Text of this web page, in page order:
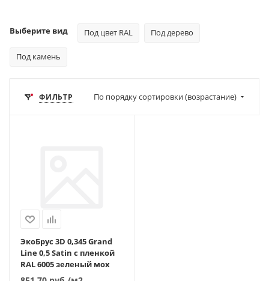
Выберите вид Под цвет RAL Под дерево
Под камень
ФИЛЬТР По порядку сортировки (возрастание)
ЭкоБрус 3D 0,345 Grand
Line 0,5 Satin с пленкой
RAL 6005 зеленый мох